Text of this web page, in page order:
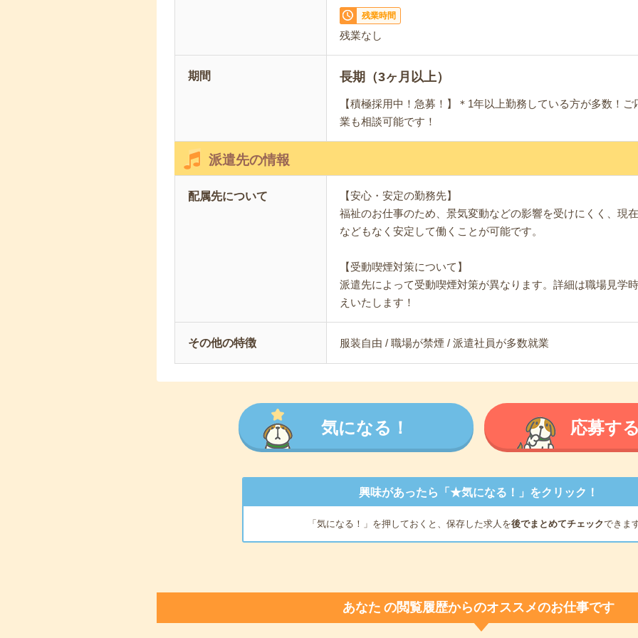
残業時間
残業なし
期間 長期（3ヶ月以上）
【積極採用中！急募！】＊1年以上勤務している方が多数！
業も相談可能です！
派遣先の情報
配属先について
【安心・安定の勤務先】
福祉のお仕事のため、景気変動などの影響を受けにくく、現
などもなく安定して働くことが可能です。
【受動喫煙対策について】
派遣先によって受動喫煙対策が異なります。詳細は職場見学
えいたします！
その他の特徴 服装自由 / 職場が禁煙 / 派遣社員が多数就業
気になる！ 応募す
興味があったら「★気になる！」をクリック！
「気になる！」を押しておくと、保存した求人を後でまとめてチェックできま
あなた の閲覧履歴からのオススメのお仕事です